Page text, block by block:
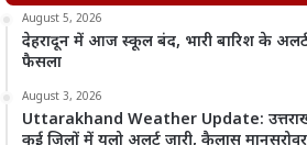
August 5, 2026
देहरादून में आज स्कूल बंद, भारी बारिश के
फैसला
August 3, 2026
Uttarakhand Weather Update: